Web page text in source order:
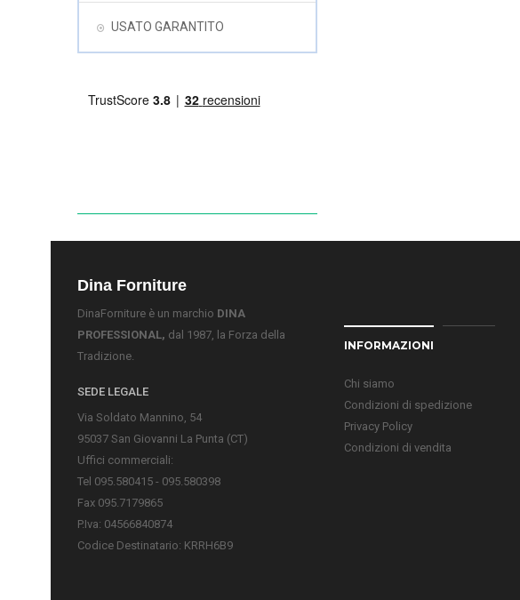
USATO GARANTITO
Dina Forniture
DinaForniture è un marchio DINA
PROFESSIONAL, dal 1987, la Forza della
Tradizione.
SEDE LEGALE
Via Soldato Mannino, 54
95037 San Giovanni La Punta (CT)
Uffici commerciali:
Tel 095.580415 - 095.580398
Fax 095.7179865
P.Iva: 04566840874
Codice Destinatario: KRRH6B9
INFORMAZIONI
Chi siamo
Condizioni di spedizione
Privacy Policy
Condizioni di vendita